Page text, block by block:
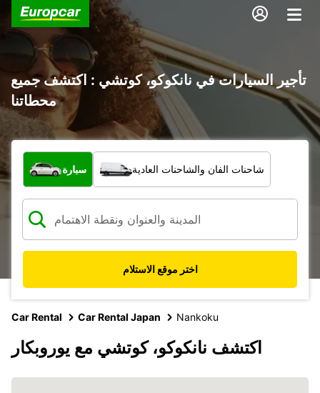
تأجير السيارات في نانكوكو، كوتشي : اكتشف جميع
محطاتنا
ما نوع المركبة؟
سيارة شاحنات الفان والشاحنات العادية
اختر موقع الاستلام
Car Rental Car Rental Japan Nankoku
اكتشف نانكوكو، كوتشي مع يوروبكار